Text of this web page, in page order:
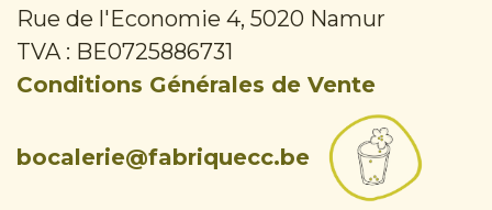
Rue de l'Economie 4, 5020 Namur
TVA : BE0725886731
Conditions Générales de Vente
bocalerie@fabriquecc.be